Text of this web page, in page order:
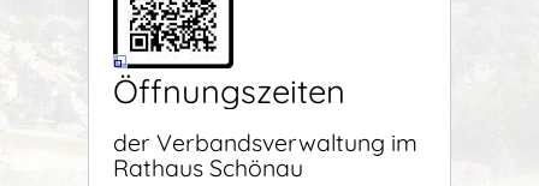
Öffnungszeiten
der Verbandsverwaltung im
Rathaus Schönau